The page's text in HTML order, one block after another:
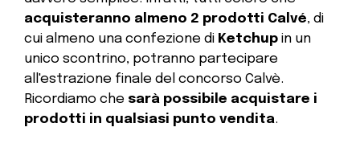
acquisteranno almeno 2 prodotti Calvé, di
cui almeno una confezione di Ketchup in un
unico scontrino, potranno partecipare
all'estrazione finale del concorso Calvè.
Ricordiamo che sarà possibile acquistare i
prodotti in qualsiasi punto vendita.